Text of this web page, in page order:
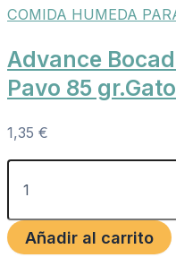
COMIDA HUMEDA
Advance
Pavo 85
1,35 €
Añadir al carrito